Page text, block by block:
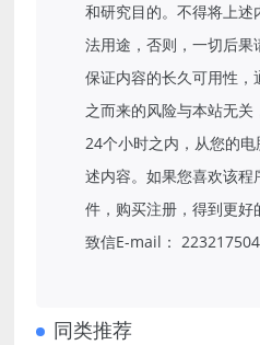
和研究目的。不得将上
法用途，否则，一切后果
保证内容的长久可用性
之而来的风险与本站无关
24个小时之内，从您的
述内容。如果您喜欢该程
件，购买注册，得到更
致信E-mail：
同类推荐